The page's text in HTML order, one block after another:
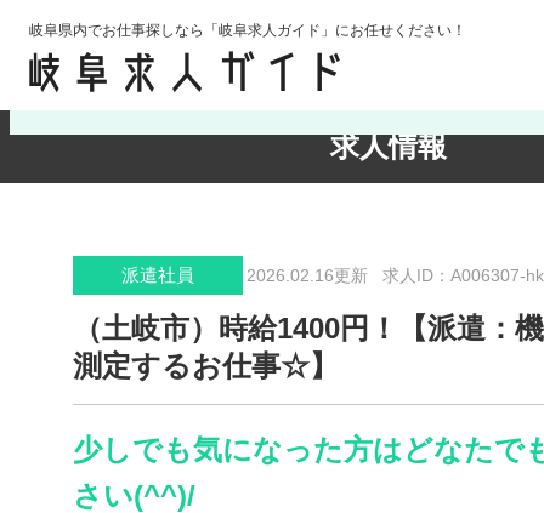
岐阜県内でお仕事探しなら「岐阜求人ガイド」にお任せください！
求人情報
検索条件の確認・変更
派遣社員 2026.02.16更新 求人ID：A006307-
（土岐市）時給1400円！【派遣：
測定するお仕事☆】
少しでも気になった方はどなたで
さい(^^)/